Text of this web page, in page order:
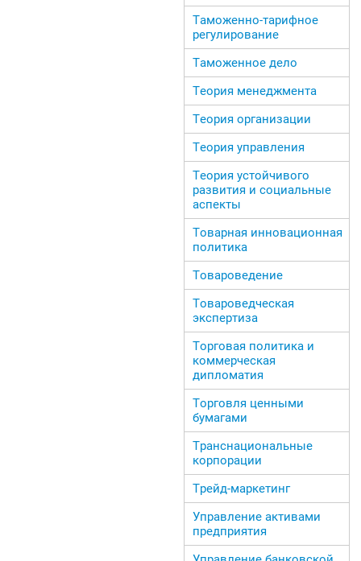
Таможенно-тарифное
регулирование
Таможенное дело
Теория менеджмента
Теория организации
Теория управления
Теория устойчивого
развития и социальные
аспекты
Товарная инновационная
политика
Товароведение
Товароведческая
экспертиза
Торговая политика и
коммерческая
дипломатия
Торговля ценными
бумагами
Транснациональные
корпорации
Трейд-маркетинг
Управление активами
предприятия